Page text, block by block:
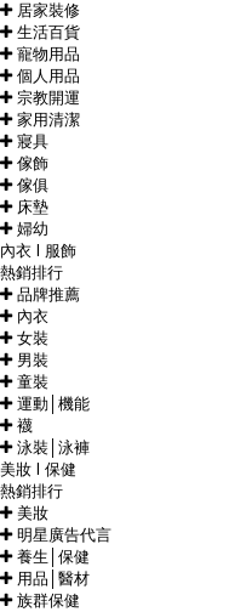
居家裝修
生活百貨
寵物用品
個人用品
宗教開運
家用清潔
寢具
傢飾
傢俱
床墊
婦幼
內衣 l 服飾
熱銷排行
品牌推薦
內衣
女裝
男裝
童裝
運動│機能
襪
泳裝│泳褲
美妝 l 保健
熱銷排行
美妝
明星廣告代言
養生│保健
用品│醫材
族群保健